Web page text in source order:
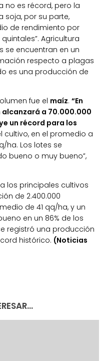
no es récord, pero la
soja, por su parte,
de rendimiento por
Agricultura
se encuentran en un
respecto a plagas
es una producción de
fue el maíz. “En
a 70.000.000
un récord para los
cultivo, en el promedio a
ha. Los lotes se
bueno o muy bueno”,
los principales cultivos
de 2.400.000
de 41 qq/ha, y un
en un 86% de los
registró una producción
histórico. (Noticias